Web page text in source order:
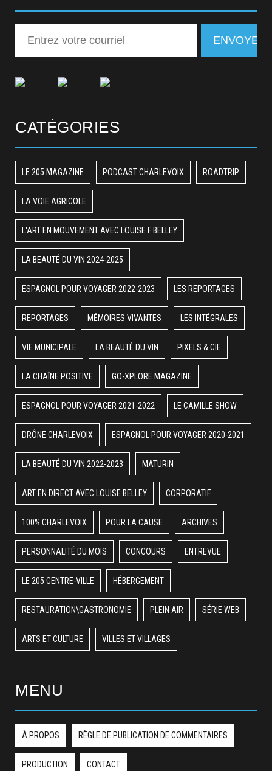
CATÉGORIES
LE 205 MAGAZINE PODCAST CHARLEVOIX ROADTRIP
LA VOIE AGRICOLE
L'ART EN MOUVEMENT AVEC LOUISE F BELLEY
LA BEAUTÉ DU VIN 2024-2025
ESPAGNOL POUR VOYAGER 2022-2023 LES REPORTAGES
REPORTAGES MÉMOIRES VIVANTES LES INTÉGRALES
VIE MUNICIPALE LA BEAUTÉ DU VIN PIXELS & CIE
LA CHAÎNE POSITIVE GO-XPLORE MAGAZINE
ESPAGNOL POUR VOYAGER 2021-2022 LE CAMILLE SHOW
DRÔNE CHARLEVOIX ESPAGNOL POUR VOYAGER 2020-2021
LA BEAUTÉ DU VIN 2022-2023 MATURIN
ART EN DIRECT AVEC LOUISE BELLEY CORPORATIF
100% CHARLEVOIX POUR LA CAUSE ARCHIVES
PERSONNALITÉ DU MOIS CONCOURS ENTREVUE
LE 205 CENTRE-VILLE HÉBERGEMENT
RESTAURATION\GASTRONOMIE PLEIN AIR SÉRIE WEB
ARTS ET CULTURE VILLES ET VILLAGES
MENU
À PROPOS RÈGLE DE PUBLICATION DE COMMENTAIRES
PRODUCTION CONTACT